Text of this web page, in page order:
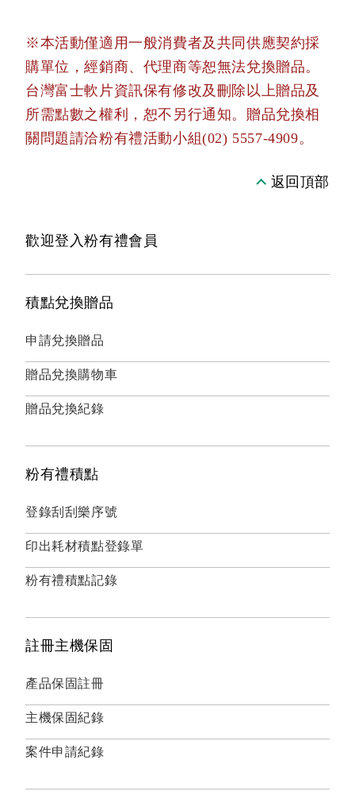
※本活動僅適用一般消費者及共同供應契約採
購單位，經銷商、代理商等恕無法兌換贈品。
台灣富士軟片資訊保有修改及刪除以上贈品及
所需點數之權利，恕不另行通知。贈品兌換相
關問題請洽粉有禮活動小組(02) 5557-4909。
返回頂部
歡迎登入粉有禮會員
積點兌換贈品
申請兌換贈品
贈品兌換購物車
贈品兌換紀錄
粉有禮積點
登錄刮刮樂序號
印出耗材積點登錄單
粉有禮積點記錄
註冊主機保固
產品保固註冊
主機保固紀錄
案件申請紀錄